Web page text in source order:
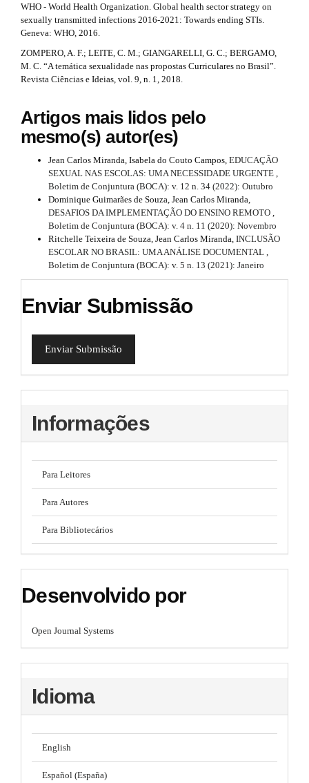
WHO - World Health Organization. Global health sector strategy on
sexually transmitted infections 2016-2021: Towards ending STIs.
Geneva: WHO, 2016.
ZOMPERO, A. F.; LEITE, C. M.; GIANGARELLI, G. C.; BERGAMO,
M. C. “A temática sexualidade nas propostas Curriculares no Brasil”.
Revista Ciências e Ideias, vol. 9, n. 1, 2018.
Artigos mais lidos pelo
mesmo(s) autor(es)
Jean Carlos Miranda, Isabela do Couto Campos, EDUCAÇÃO
SEXUAL NAS ESCOLAS: UMA NECESSIDADE URGENTE ,
Boletim de Conjuntura (BOCA): v. 12 n. 34 (2022): Outubro
Dominique Guimarães de Souza, Jean Carlos Miranda,
DESAFIOS DA IMPLEMENTAÇÃO DO ENSINO REMOTO ,
Boletim de Conjuntura (BOCA): v. 4 n. 11 (2020): Novembro
Ritchelle Teixeira de Souza, Jean Carlos Miranda, INCLUSÃO
ESCOLAR NO BRASIL: UMA ANÁLISE DOCUMENTAL ,
Boletim de Conjuntura (BOCA): v. 5 n. 13 (2021): Janeiro
Enviar Submissão
Enviar Submissão
Informações
Para Leitores
Para Autores
Para Bibliotecários
Desenvolvido por
Open Journal Systems
Idioma
English
Español (España)